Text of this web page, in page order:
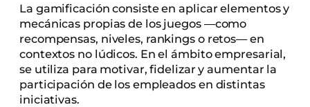
La gamificación consiste en aplicar elementos y
mecánicas propias de los juegos —como
recompensas, niveles, rankings o retos— en
contextos no lúdicos. En el ámbito empresarial,
se utiliza para motivar, fidelizar y aumentar la
participación de los empleados en distintas
iniciativas.